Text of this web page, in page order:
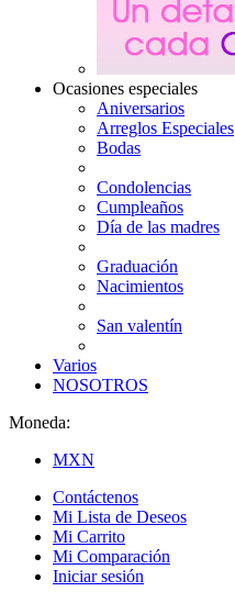
Ocasiones especiales
Aniversarios
Arreglos Especiales
Bodas
Condolencias
Cumpleaños
Día de las madres
Graduación
Nacimientos
San valentín
Varios
NOSOTROS
Moneda:
MXN
Contáctenos
Mi Lista de Deseos
Mi Carrito
Mi Comparación
Iniciar sesión